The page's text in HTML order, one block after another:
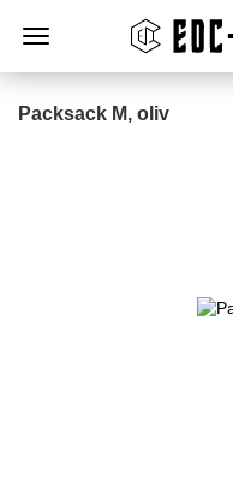
Packsack M, oliv